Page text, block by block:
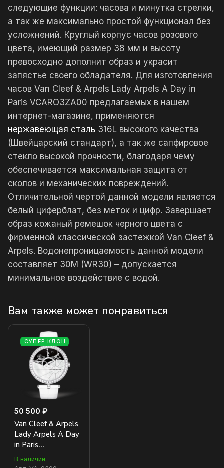
следующие функции: часова и минутка стрелки,
а так же максимально простой функционал без
усложнений. Круглый корпус часов розового
цвета, имеющий размер 38 мм и высоту
превосходно дополнит образ и украсит
запястье своего обладателя. Для изготовления
часов Van Cleef & Arpels Lady Arpels A Day in
Paris VCARO3ZA00 предлагаемых в нашем
интернет-магазине, применяются
нержавеющая сталь 316L высокого качества
(Швейцарский стандарт), а так же сапфировое
стекло высокой прочности, благодаря чему
обеспечивается максимальная защита от
сколов и механических повреждений.
Отличительной чертой данной модели является
белый циферблат, без меток и цифр. Завершает
образ кожаный ремешок черного цвета с
фирменной классической застежкой Van Cleef &
Arpels. Водонепроницаемость данной модели
составляет 30М (WR30) – допускается
минимальное воздействие с водой.
Вам также может понравиться
СУПЕР КЛОН
50 500 ₽
Van Cleef & Arpels
Lady Arpels A Day
in Paris
VCARO3ZB00
В наличии